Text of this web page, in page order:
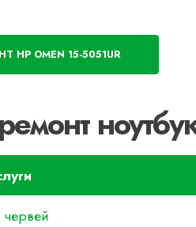
HP OMEN 15-5051UR